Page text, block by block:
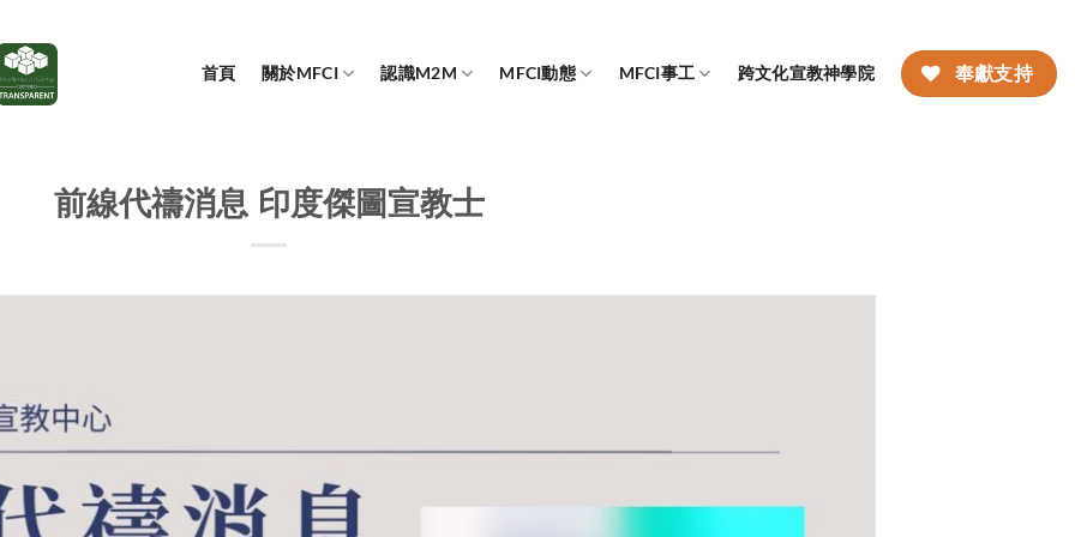
首頁 關於MFCI 認識M2M MFCI動態 MFCI事工 跨文化宣教神學院 奉獻支持
前線代禱消息 印度傑圖宣教士